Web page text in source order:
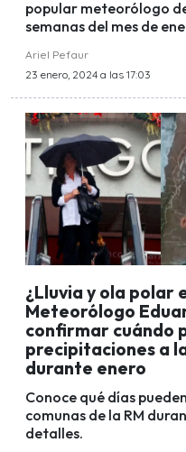
popular meteorólogo
semanas del mes de
Ariel Pefaur
23 enero, 2024 a las 17:03
¿Lluvia y ola polar
Meteorólogo
confirmar cuándo
precipitaciones a
durante enero
Conoce qué días
comunas de la RM
detalles.